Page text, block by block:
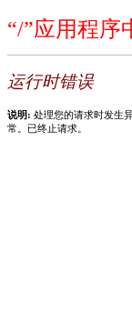
“/”应用程序
运行时错误
说明: 处理您的请求时发生
常。已终止请求。